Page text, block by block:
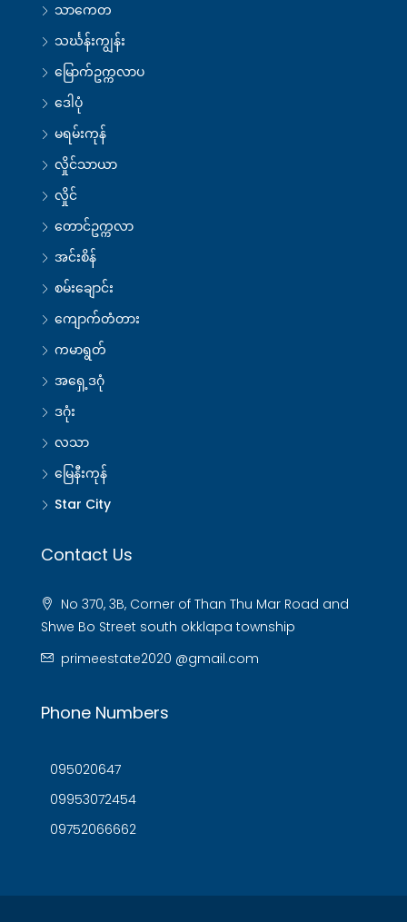
သာကေတ
သင်္ဃန်းကျွန်း
မြောက်ဥက္ကလာပ
ဒေါပုံ
မရမ်းကုန်
လှိုင်သာယာ
လှိုင်
တောင်ဥက္ကလာ
အင်းစိန်
စမ်းချောင်း
ကျောက်တံတား
ကမာရွတ်
အရှေ့ဒဂုံ
ဒဂုံး
လသာ
မြေနီးကုန်
Star City
Contact Us
No 370, 3B, Corner of Than Thu Mar Road and
Shwe Bo Street south okklapa township
primeestate2020 @gmail.com
Phone Numbers
095020647
09953072454
09752066662